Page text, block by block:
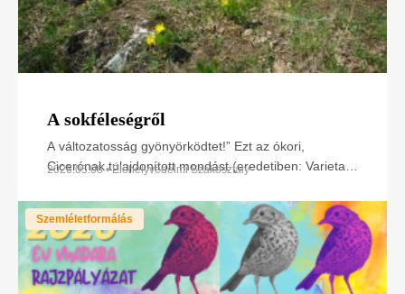
A sokféleségről
A változatosság gyönyörködtet!” Ezt az ókori,
Cicerónak tulajdonított mondást (eredetiben: Varietas
2026.05.08 • Élőhelyvédelmi Szakosztály
Szemléletformálás